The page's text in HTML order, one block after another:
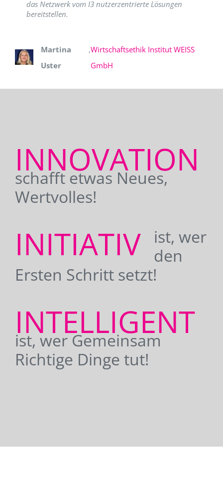
das Netzwerk vom I3 nutzerzentrierte Lösungen
bereitstellen.
Martina
Uster
,Wirtschaftsethik Institut WEISS
GmbH
INNOVATION
schafft etwas Neues,
Wertvolles!
INITIATIV
ist, wer
den
Ersten Schritt setzt!
INTELLIGENT
ist, wer Gemeinsam
Richtige Dinge tut!